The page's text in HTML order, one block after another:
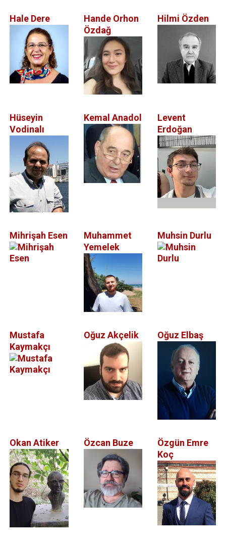
Hale Dere
Hande Orhon
Özdağ
Hilmi Özden
Hüseyin
Vodinalı
Kemal Anadol
Levent
Erdoğan
Mihrişah Esen
Muhammet
Yemelek
Muhsin Durlu
Mustafa
Kaymakçı
Oğuz Akçelik Oğuz Elbaş
Okan Atiker Özcan Buze
Özgün Emre
Koç